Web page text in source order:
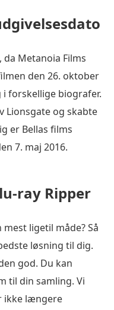
da Metanoia Films
den 26. oktober
forskellige biografer.
Lionsgate og skabte
er Bellas films
7. maj 2016.
ray Ripper
ligetil måde? Så
løsning til dig.
god. Du kan
til din samling. Vi
ikke længere